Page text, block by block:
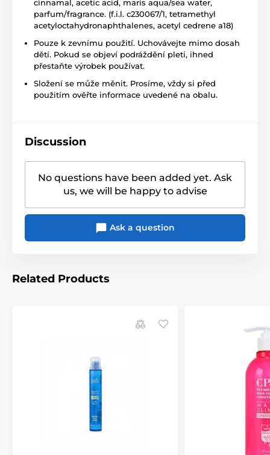
cinnamal, acetic acid, maris aqua/sea water,
parfum/fragrance. (f.i.l. c230067/1, tetramethyl
acetyloctahydronaphthalenes, acetyl cedrene a18)
Pouze k zevnímu použití. Uchovávejte mimo dosah
dětí. Pokud se objeví podráždění pleti, ihned
přestaňte výrobek používat.
Složení se může měnit. Prosíme, vždy si před
použitím ověřte informace uvedené na obalu.
Discussion
No questions have been added yet. Ask
us, we will be happy to advise
Ask a question
Related Products